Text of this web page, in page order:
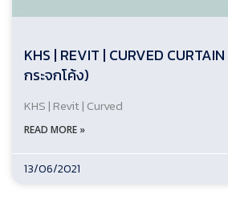
KHS | REVIT | CURVED
กระจกโค้ง)
KHS | Revit | Curved
READ MORE »
13/06/2021